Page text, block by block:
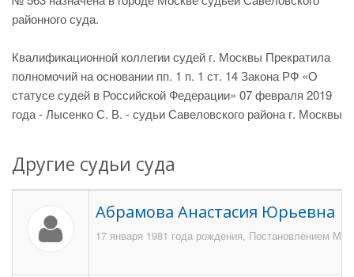
районного суда.
Квалификационной коллегии судей г. Москвы Прекратила
полномочий на основании пп. 1 п. 1 ст. 14 Закона РФ «О
статусе судей в Российской Федерации» 07 февраля 2019
года - Лысенко С. В. - судьи Савеловского района г. Москвы
Другие судьи суда
Абрамова Анастасия Юрьевна
17 января 1981 года рождения, Постановлением